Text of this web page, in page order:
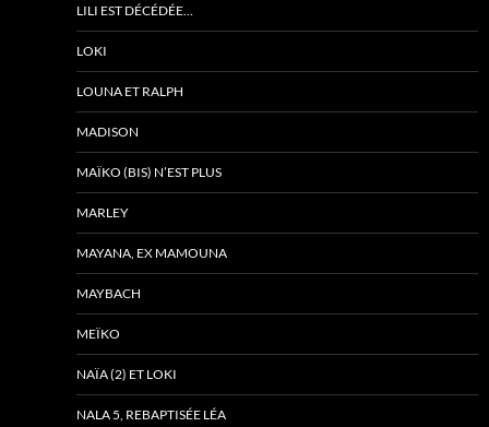
LILI EST DÉCÉDÉE…
LOKI
LOUNA ET RALPH
MADISON
MAÏKO (BIS) N’EST PLUS
MARLEY
MAYANA, EX MAMOUNA
MAYBACH
MEÏKO
NAÏA (2) ET LOKI
NALA 5, REBAPTISÉE LÉA